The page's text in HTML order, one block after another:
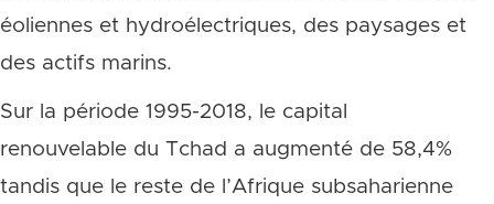
éoliennes et hydroélectriques, des paysages et
des actifs marins.
Sur la période 1995-2018, le capital
renouvelable du Tchad a augmenté de 58,4%
tandis que le reste de l’Afrique subsaharienne